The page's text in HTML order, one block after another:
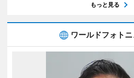
もっと見る
ワールドフォト